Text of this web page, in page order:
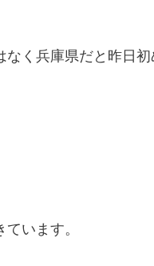
なく兵庫県だと昨日
います。